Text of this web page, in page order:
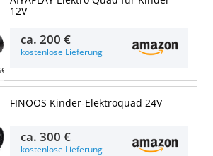
12V
ca.200 €
kostenlose Lieferung
FINOOS Kinder-Elektroquad 24V
ca.300 €
kostenlose Lieferung